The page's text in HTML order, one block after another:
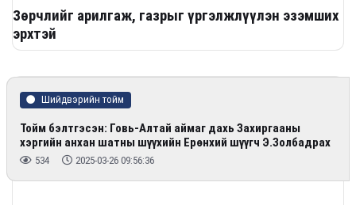
Зөрчлийг арилгаж, газрыг үргэлжлүүлэн эзэмших
эрхтэй
Шийдвэрийн тойм
Тойм бэлтгэсэн: Говь-Алтай аймаг дахь Захиргааны
хэргийн анхан шатны шүүхийн Ерөнхий шүүгч Э.Золбадрах
534 2025-03-26 09:56:36